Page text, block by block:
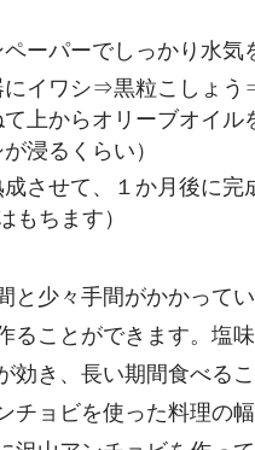
ーパーでしっかり水気
にイワシ⇒黒粒こしょう
て上からオリーブオイル
が浸るくらい）
させて、１か月後に完
もちます）
と少々手間がかかって
ることができます。塩
効き、長い期間食べる
チョビを使った料理の